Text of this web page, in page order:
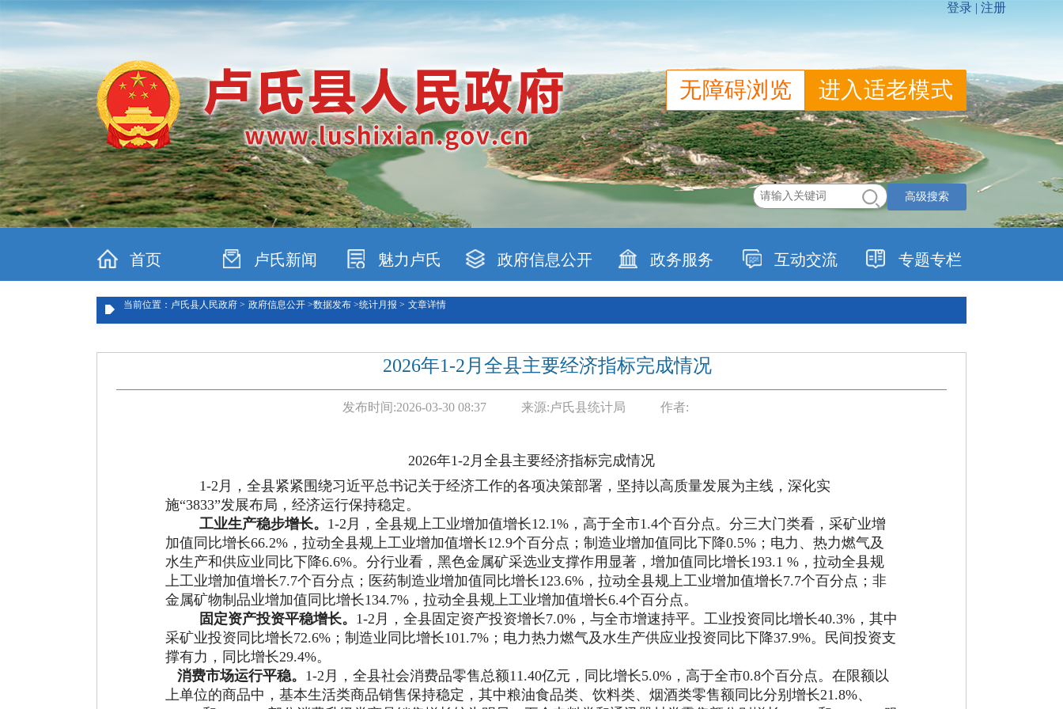
无障碍浏览 进入适老模式
高级搜索
首页 卢氏新闻 魅力卢氏 政府信息公开 政务服务 互动交流 专题专栏
当前位置：卢氏县人民政府 > 政府信息公开 >数据发布 >统计月报 > 文章详情
2026年1-2月全县主要经济指标完成情况
发布时间:2026-03-30 08:37 来源:卢氏县统计局 作者:
2026年1-2月全县主要经济指标完成情况
1-2 月，全县紧紧围绕习近平总书记关于经济工作的各项决策部署，坚持以高质量发展为主线，深化实
施“3833”发展布局，经济运行保持稳定。
工业生产稳步增长。 1-2 月，全县规上工业增加值增长12.1% ，高于全市1.4个百分点。分三大门类看，采矿业增
加值同比增长66.2% ，拉动全县规上工业增加值增长12.9个百分点；制造业增加值同比下降0.5% ；电力、热力燃气及
水生产和供应业同比下降6.6%。分行业看，黑色金属矿采选业支撑作用显著，增加值同比增长193.1 % ，拉动全县规
上工业增加值增长7.7个百分点；医药制造业增加值同比增长123.6% ，拉动全县规上工业增加值增长7.7个百分点；非
金属矿物制品业增加值同比增长134.7% ，拉动全县规上工业增加值增长6.4个百分点。
固定资产投资平稳增长。 1-2 月，全县固定资产投资增长7.0% ，与全市增速持平。 工业投资同比增长40.3% ，其中
采矿业投资同比增长72.6% ；制造业同比增长101.7% ；电力热力燃气及水生产供应业投资同比下降37.9%。民间投资支
撑有力，同比增长29.4%。
消费市场运行平稳。 1-2 月 ，全县社会消费品零售总额11.40亿元，同比增长5.0% ，高于全市0.8个百分点。 在 限额以
上单位的商品中，基本生活类商品销售保持稳定，其中粮油食品类、饮料类、烟酒类零售额同比分别增长21.8%、